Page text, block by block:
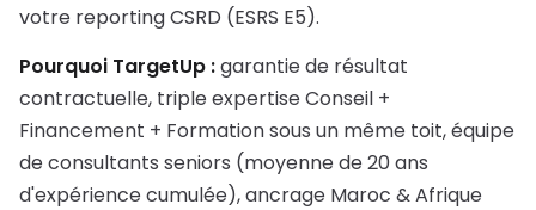
votre reporting CSRD (ESRS E5).
Pourquoi TargetUp :garantie de résultat
contractuelle, triple expertise Conseil +
Financement + Formation sous un même toit, équipe
de consultants seniors (moyenne de 20 ans
d'expérience cumulée), ancrage Maroc & Afrique